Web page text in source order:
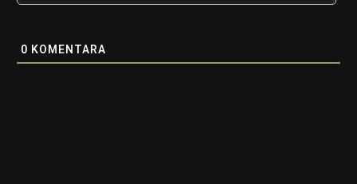
0 KOMENTARA